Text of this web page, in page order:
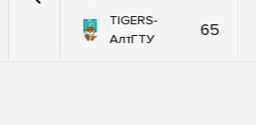
TIGERS-
АлтГТУ
65